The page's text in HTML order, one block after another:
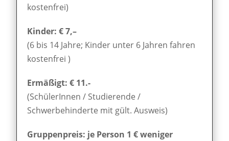
kostenfrei)
Kinder: € 7,–
(6 bis 14 Jahre; Kinder unter 6 Jahren fahren
kostenfrei )
Ermäßigt: € 11.-
(SchülerInnen / Studierende /
Schwerbehinderte mit gült. Ausweis)
Gruppenpreis: je Person 1 € weniger